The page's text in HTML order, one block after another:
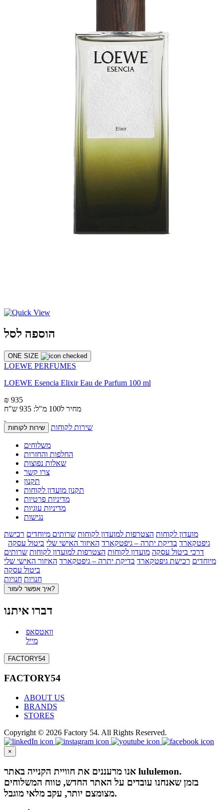
הוספה לסל
ONE SIZE
LOEWE PERFUMES
LOEWE Esencia Elixir Eau de Parfum 100 ml
₪ 935
מחיר ל100 מ"ל: 935 ש"ח
שירות לקוחות שירות לקוחות
משלוחים
החלפות והחזרות
שאלות נפוצות
צרו קשר
תקנון
תקנון מועדון לקוחות
מדיניות פרטיות
מדיניות עוגיות
נגישות
מועדון לקוחות הצטרפות למועדון לקוחות שרותים מיוחדים רכישת
גיפטקארד בדיקת יתרה – גיפטקארד האיזור האישי שלי ביטול עסקה
דרכי ביטול עסקה מועדון לקוחות הצטרפות למועדון לקוחות שרותים
מיוחדים רכישת גיפטקארד בדיקת יתרה – גיפטקארד האיזור האישי שלי
ביטול עסקה
חנויות חנויות
איך אפשר לעזור?
דברו איתנו
וואטסאפ
מייל
FACTORY54
FACTORY54
ABOUT US
BRANDS
STORES
Copyright © 2026 Factory 54. All Rights Reserved.
×
אנו מרעננים את חוויית הקנייה באתר lululemon.
בזמן שאנחנו עובדים על האתר החדש, טווח המשלוחים
מצומצם יותר, עקב מלאי מוגבל.